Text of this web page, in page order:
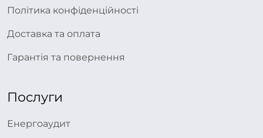
Політика конфіденційності
Доставка та оплата
Гарантія та повернення
Послуги
Енергоаудит